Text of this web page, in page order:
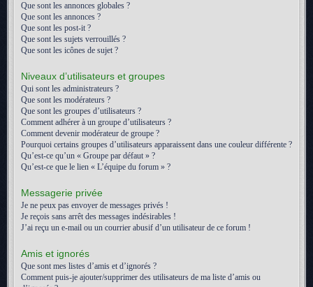
Que sont les annonces globales ?
Que sont les annonces ?
Que sont les post-it ?
Que sont les sujets verrouillés ?
Que sont les icônes de sujet ?
Niveaux d’utilisateurs et groupes
Qui sont les administrateurs ?
Que sont les modérateurs ?
Que sont les groupes d’utilisateurs ?
Comment adhérer à un groupe d’utilisateurs ?
Comment devenir modérateur de groupe ?
Pourquoi certains groupes d’utilisateurs apparaissent dans une couleur différente ?
Qu’est-ce qu’un « Groupe par défaut » ?
Qu’est-ce que le lien « L’équipe du forum » ?
Messagerie privée
Je ne peux pas envoyer de messages privés !
Je reçois sans arrêt des messages indésirables !
J’ai reçu un e-mail ou un courrier abusif d’un utilisateur de ce forum !
Amis et ignorés
Que sont mes listes d’amis et d’ignorés ?
Comment puis-je ajouter/supprimer des utilisateurs de ma liste d’amis ou